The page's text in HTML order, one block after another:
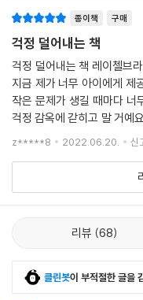
종이책 구매
걱정 덜어내는 책
걱정 덜어내는 책 레이첼브
지금 제가 너무 아이에게 제공
작은 문제가 생길 때마다 너
걱정 감옥에 갇히고 말 거예요! 이 책은 불안을 이해하고, 불안을 두려
지 않는 법, 도전 또는 실패
z*****8 2022.06.20. 신
리뷰 68
클린봇이 부적절한 글을